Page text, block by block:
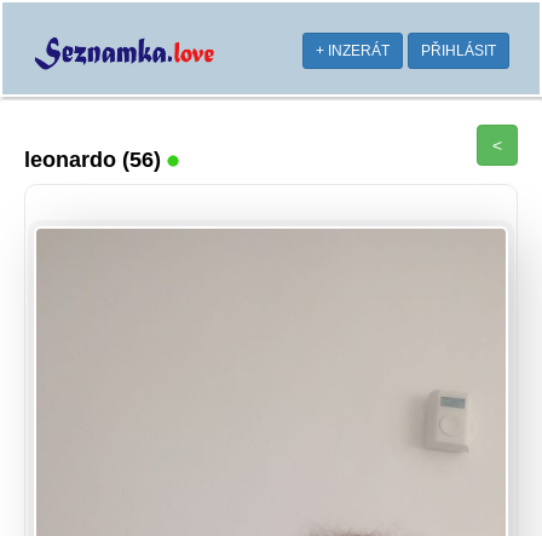
+ INZERÁT PŘIHLÁSIT
leonardo (56)
<